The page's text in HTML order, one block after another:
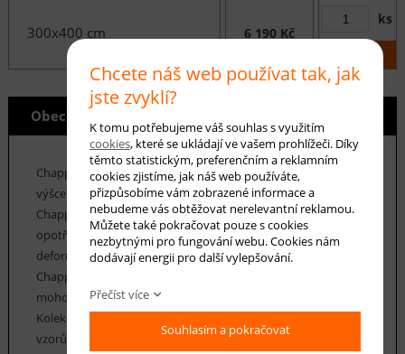
300x400 cm 6 190 Kč
ks
KOUPIT
Obecné info
Chappe je kolekce koberců z polypropylenových vláken o
výšce vlasu 9 mm a hmotnosti cca 1350 g / m2. Koberce
Chappe se vyznačují především velmi vysokou odolností proti
opotřebení, vláken, která jsou pružná a odolná proti
deformaci. Údržba koberců Chappe je velice snadná. Koberce
Chappe mají vysoký koeficient tepelné vodivosti, a proto
mohou být použity v místnostech s podlahovým topením.
Kolekce koberců Chappe nabízí řadu klasických i moderních
vzorů, včetně geometrických, floristických a perských.Koberce
Chcete náš web používat tak, jak
jste zvyklí?
K tomu potřebujeme váš souhlas s využitím
cookies, které se ukládají ve vašem prohlížeči. Díky
těmto statistickým, preferenčním a reklamním
cookies zjistíme, jak náš web používáte,
přizpůsobíme vám zobrazené informace a
nebudeme vás obtěžovat nerelevantní reklamou.
Můžete také pokračovat pouze s cookies
nezbytnými pro fungování webu. Cookies nám
dodávají energii pro další vylepšování.
Přečíst více
Souhlasím a pokračovat